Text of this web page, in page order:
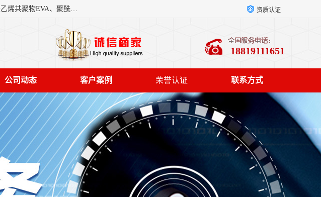
东莞市恒屹国际贸易有限公司（简称：恒屹国际）是一家石化原料综合营销服务商，主营产品乙烯-醋酸乙烯共聚物EVA、聚酰胺PA（尼龙）、醚酯型热塑弹性体TPEE等，公司秉承以市场为导向的战略思想，致力于大宗石化原料在中国市场的营销服务业务，为客户提供一站式的全面服务。 资质认证
18819111651
公司动态 客户案例 荣誉认证 联系方式